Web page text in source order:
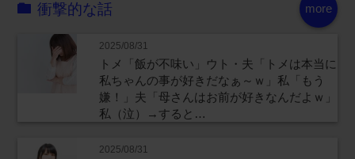
more
衝撃的な話
2025/08/31
トメ「飯が不味い」ウト・夫「トメは本当に
私ちゃんの事が好きだなぁ～ｗ」私「もう
嫌！」夫「母さんはお前が好きなんだよｗ」
私（泣）→すると…
2025/08/31